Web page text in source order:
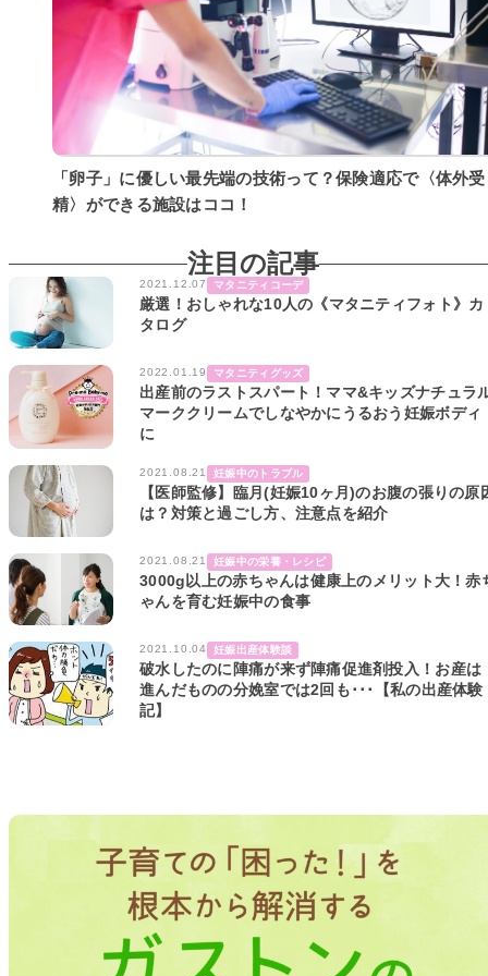
「卵子」に優しい最先端の技術って？保険適応で〈体外受
精〉ができる施設はココ！
注目の記事
2021.12.07 マタニティコーデ
厳選！おしゃれな10人の《マタニティフォト》カ
タログ
2022.01.19 マタニティグッズ
出産前のラストスパート！ママ&キッズナチュラ
マーククリームでしなやかにうるおう妊娠ボディ
に
2021.08.21 妊娠中のトラブル
【医師監修】臨月(妊娠10ヶ月)のお腹の張りの原
は？対策と過ごし方、注意点を紹介
2021.08.21 妊娠中の栄養・レシピ
3000g以上の赤ちゃんは健康上のメリット大！赤
ゃんを育む妊娠中の食事
2021.10.04 妊娠出産体験談
破水したのに陣痛が来ず陣痛促進剤投入！お産は
進んだものの分娩室では2回も･･･【私の出産体験
記】